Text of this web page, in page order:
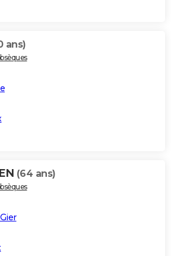
ans)
(64 ans)